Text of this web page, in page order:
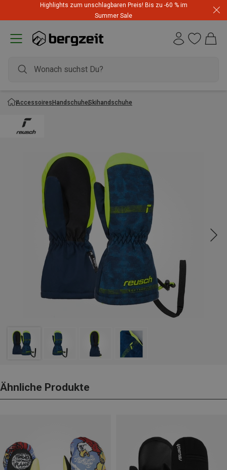
Highlights zum unschlagbaren Preis! Bis zu -60 % im
Summer Sale
AccessoiresHandschuheSkihandschuhe
Ähnliche Produkte